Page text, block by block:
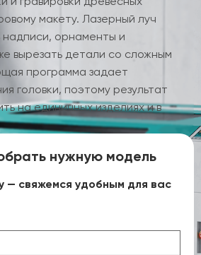
макету. Лазерный луч
надписи, орнаменты и
вырезать детали со сложным
программа задает
головки, поэтому результат
на единичных изделиях и в
нужную модель
— свяжемся удобным для вас